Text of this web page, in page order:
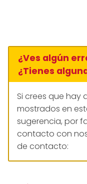
¿Ves algún
¿Tienes
Si crees que hay
mostrados en
sugerencia, por
contacto con
de contacto: